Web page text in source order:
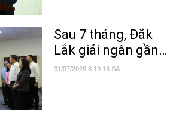
– 2031
Sau 7 tháng, Đắk
Lắk giải ngân gần
20% vốn khoa học,
31/07/2026 8:19:16 SA